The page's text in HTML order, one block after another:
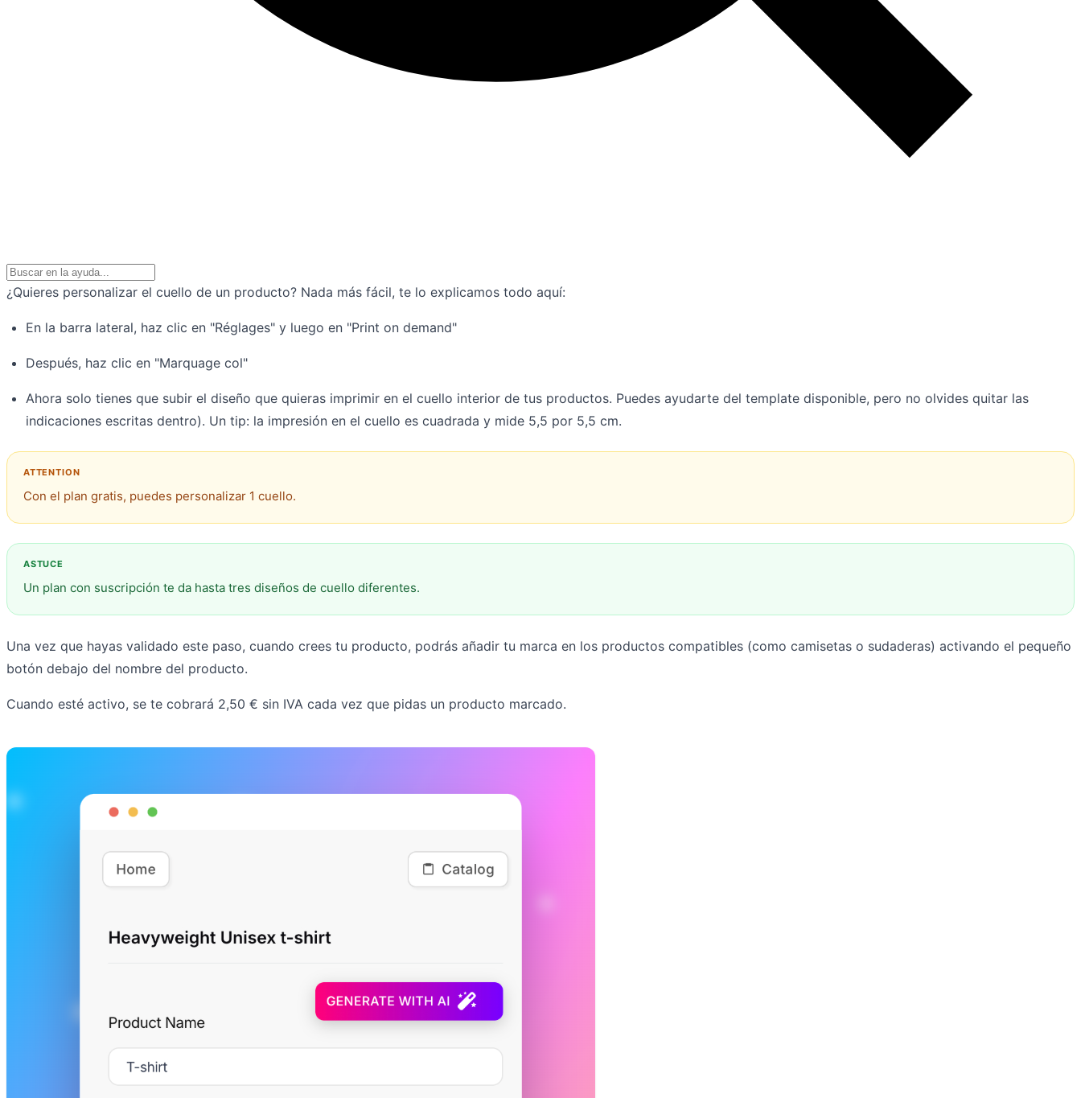
¿Quieres personalizar el cuello de un producto? Nada más fácil, te lo explicamos todo aquí:
En la barra lateral, haz clic en "Réglages" y luego en "Print on demand"
Después, haz clic en "Marquage col"
Ahora solo tienes que subir el diseño que quieras imprimir en el cuello interior de tus productos. Puedes ayudarte del template disponible, pero no olvides quitar las
indicaciones escritas dentro). Un tip: la impresión en el cuello es cuadrada y mide 5,5 por 5,5 cm.
Con el plan gratis, puedes personalizar 1 cuello.
Un plan con suscripción te da hasta tres diseños de cuello diferentes.
Una vez que hayas validado este paso, cuando crees tu producto, podrás añadir tu marca en los productos compatibles (como camisetas o sudaderas) activando el pequeño
botón debajo del nombre del producto.
Cuando esté activo, se te cobrará 2,50 € sin IVA cada vez que pidas un producto marcado.